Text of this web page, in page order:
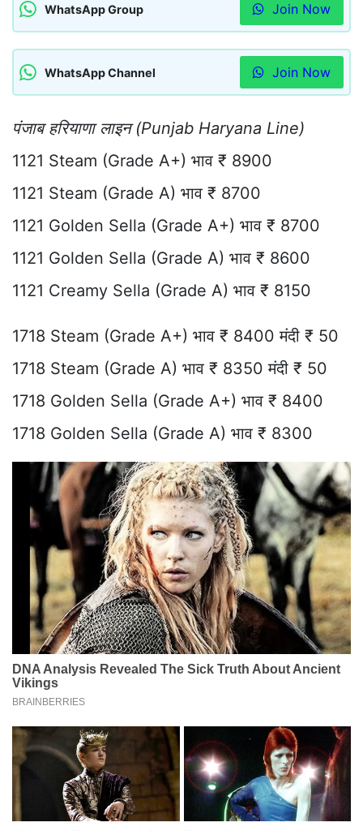
WhatsApp Group Join Now
WhatsApp Channel Join Now
पंजाब हरियाणा लाइन (Punjab Haryana Line)
1121 Steam (Grade A+) भाव ₹ 8900
1121 Steam (Grade A) भाव ₹ 8700
1121 Golden Sella (Grade A+) भाव ₹ 8700
1121 Golden Sella (Grade A) भाव ₹ 8600
1121 Creamy Sella (Grade A) भाव ₹ 8150
1718 Steam (Grade A+) भाव ₹ 8400 मंदी ₹ 50
1718 Steam (Grade A) भाव ₹ 8350 मंदी ₹ 50
1718 Golden Sella (Grade A+) भाव ₹ 8400
1718 Golden Sella (Grade A) भाव ₹ 8300